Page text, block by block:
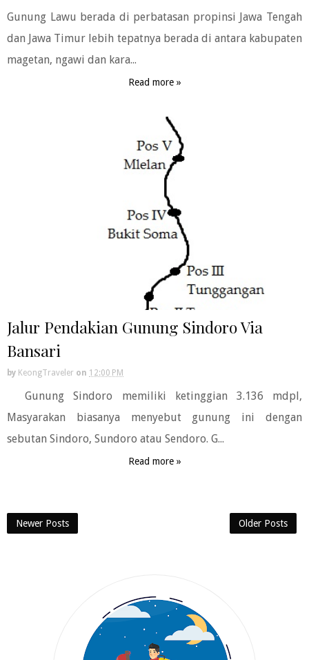
Gunung Lawu berada di perbatasan propinsi Jawa Tengah
dan Jawa Timur lebih tepatnya berada di antara kabupaten
magetan, ngawi dan kara...
Read more »
Jalur Pendakian Gunung Sindoro Via
Bansari
by KeongTraveler on 12:00 PM
Gunung Sindoro memiliki ketinggian 3.136 mdpl,
Masyarakan biasanya menyebut gunung ini dengan
sebutan Sindoro, Sundoro atau Sendoro. G...
Read more »
Newer Posts Older Posts